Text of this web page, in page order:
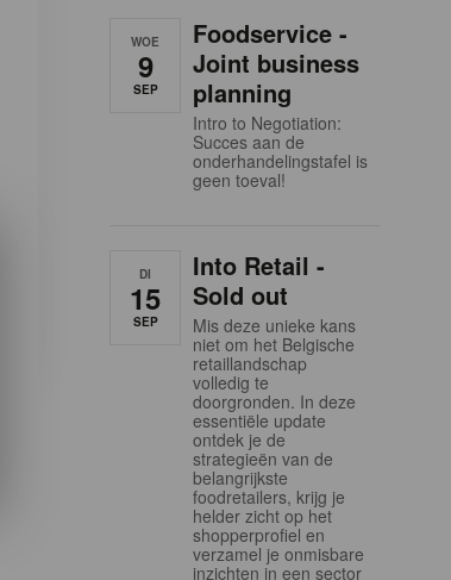
WOE
9
SEP
Foodservice -
Joint business
planning
Intro to Negotiation:
Succes aan de
onderhandelingstafel is
geen toeval!
DI
15
SEP
Into Retail -
Sold out
Mis deze unieke kans
niet om het Belgische
retaillandschap
volledig te
doorgronden. In deze
essentiële update
ontdek je de
strategieën van de
belangrijkste
foodretailers, krijg je
helder zicht op het
shopperprofiel en
verzamel je onmisbare
inzichten in een sector